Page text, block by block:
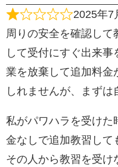
2025年7
周りの安全を確認し
して受付にすぐ出来
業を放棄して追加料金
しれませんが、まず
私がパワハラを受けた
金なしで追加教習して
その人から教習を受け